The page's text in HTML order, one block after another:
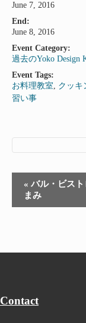
June 7, 2016
End:
June 8, 2016
Event Category:
過去のYoko Design
Event Tags:
お料理教室, クッキ
習い事
Event
Navigation
« バル・ビス
まみ
Contact